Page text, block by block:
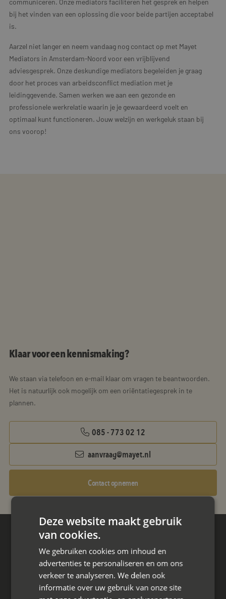
communiceren. Onze mediators faciliteren het gesprek en helpen
bij het vinden van een oplossing die voor beide partijen acceptabel
is.
Aarzel niet langer en neem vandaag nog contact op met Mayet
Mediators in Amsterdam-Noord voor een vrijblijvend
adviesgesprek. Onze deskundige mediators begeleiden je graag
door het proces van arbeidsconflict mediation met je
leidinggevende. Samen werken we aan een gezonde en
professionele werkrelatie waarin je je gewaardeerd voelt en
optimaal kunt functioneren. Jouw welzijn en werkgeluk staan bij
ons voorop!
Klaar voor een kennismaking?
We staan via telefoon en e-mail klaar om vragen te beantwoorden.
Het is natuurlijk ook mogelijk om een oriëntatiegesprek in te
plannen.
085 - 773 02 12
aanvraag@mayet.nl
Contact opnemen
Hoofdkantoor
Den Berg 16A
4661 KZ Halsteren,
085 - 773 02 12
Deze website maakt gebruik
van cookies.
We gebruiken cookies om inhoud en
advertenties te personaliseren en om ons
verkeer te analyseren. We delen ook
informatie over uw gebruik van onze site